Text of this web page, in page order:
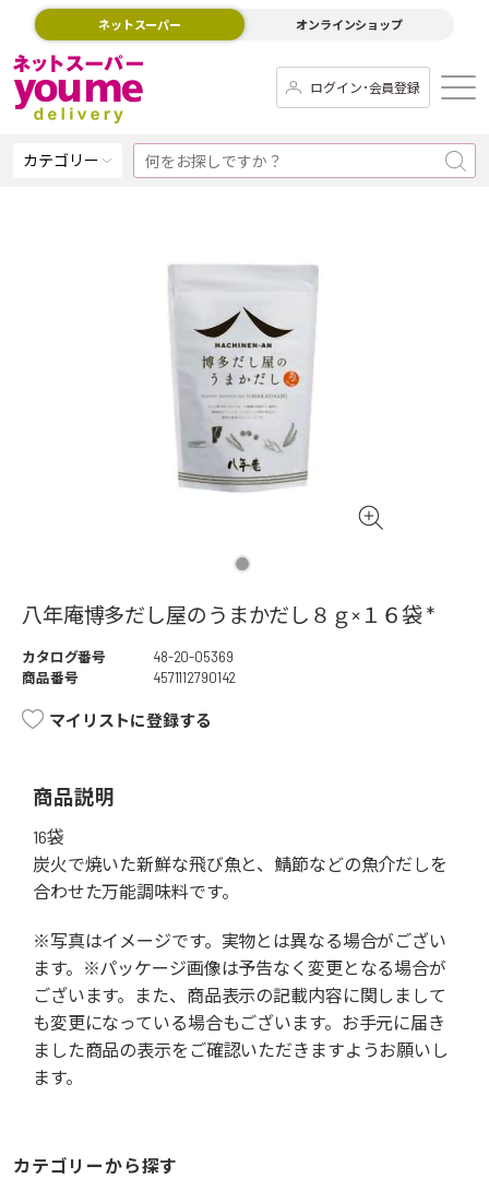
ネットスーパー オンラインショップ
ログイン･会員登録
カテゴリー
八年庵博多だし屋のうまかだし８ｇ×１６袋 *
カタログ番号
48-20-05369
商品番号
4571112790142
マイリストに登録する
商品説明
16袋
炭火で焼いた新鮮な飛び魚と、鯖節などの魚介だしを
合わせた万能調味料です。
※写真はイメージです。実物とは異なる場合がござい
ます。※パッケージ画像は予告なく変更となる場合が
ございます。また、商品表示の記載内容に関しまして
も変更になっている場合もございます。お手元に届き
ました商品の表示をご確認いただきますようお願いし
ます。
カテゴリーから探す